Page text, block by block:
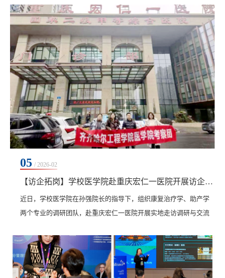
校园安全专项检查。检查过程中，检查组紧扣消防安全、校舍及设
施安全、食品及饮用水安全、实验室及危险物品安全、校园安全防
范及治安管理五大重点领域，先后深入黑龙江交通职业技术学院教
学楼、学生宿舍、食堂、实验室、实训基地、消控室...
05 / 2026-02
【访企拓岗】学校医学院赴重庆宏仁一医院开展访企拓岗
​近日，学校医学院在孙强院长的指导下，组织康复治疗学、助产学
两个专业的调研团队，赴重庆宏仁一医院开展实地走访调研与交流
热情接待了调研团队，双方围绕学科建设、人才培养、实践就业等
核心议题展开深入探讨。座谈会上，谭光海对调研团表示欢迎，介
绍了医院概况，重庆宏仁一医院旗下有多家分院及养老机构，学科